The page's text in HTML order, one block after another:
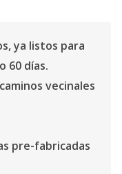
ya listos para
60 días.
vecinales
pre-fabricadas